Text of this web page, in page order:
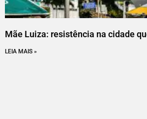
Mãe Luiza: resistência na cidade
LEIA MAIS »